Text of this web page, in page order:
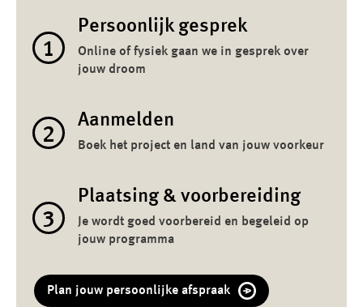
1
Persoonlijk gesprek
Online of fysiek gaan we in gesprek over
jouw droom
2
Aanmelden
Boek het project en land van jouw voorkeur
3
Plaatsing & voorbereiding
Je wordt goed voorbereid en begeleid op
jouw programma
Plan jouw persoonlijke afspraak